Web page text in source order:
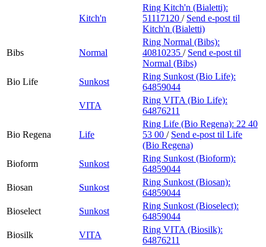
Kitch'n
Ring Kitch'n (Bialetti):
51117120 / Send e-post til
Kitch'n (Bialetti)
Bibs Normal
Ring Normal (Bibs):
40810235 / Send e-post til
Normal (Bibs)
Bio Life
Sunkost
Ring Sunkost (Bio Life):
64859044
VITA
Ring VITA (Bio Life):
64876211
Bio Regena Life
Ring Life (Bio Regena): 22 40
53 00 / Send e-post til Life
(Bio Regena)
Bioform
Sunkost
Ring Sunkost (Bioform):
64859044
Biosan
Sunkost
Ring Sunkost (Biosan):
64859044
Bioselect
Sunkost
Ring Sunkost (Bioselect):
64859044
Biosilk
VITA
Ring VITA (Biosilk):
64876211